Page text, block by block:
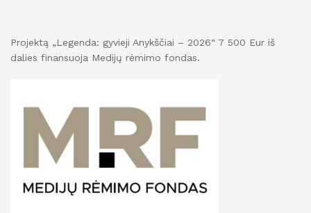
Projektą „Legenda: gyvieji Anykščiai – 2026“ 7 500 Eur iš
dalies finansuoja Medijų rėmimo fondas.